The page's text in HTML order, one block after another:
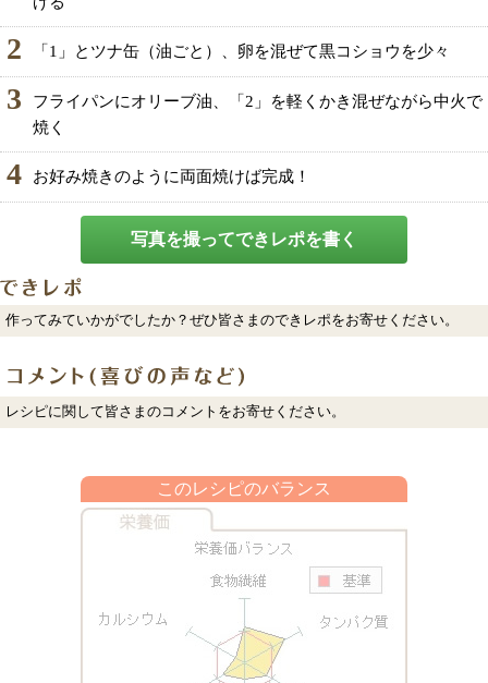
2 「1」とツナ缶（油ごと）、卵を混ぜて黒コショウを少々
3
フライパンにオリーブ油、「2」を軽くかき混ぜながら中火で
焼く
4 お好み焼きのように両面焼けば完成！
写真を撮ってできレポを書く
作ってみていかがでしたか？ぜひ皆さまのできレポをお寄せください。
レシピに関して皆さまのコメントをお寄せください。
このレシピのバランス